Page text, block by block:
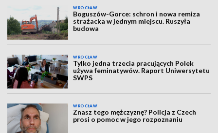
WROCŁAW
Boguszów-Gorce: schron i nowa remiza
strażacka w jednym miejscu. Ruszyła
budowa
WROCŁAW
Tylko jedna trzecia pracujących Polek
używa feminatywów. Raport Uniwersytetu
SWPS
WROCŁAW
Znasz tego mężczyznę? Policja z Czech
prosi o pomoc w jego rozpoznaniu